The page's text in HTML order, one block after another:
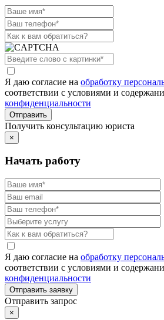
Я даю согласие на обработку
соответствии с условиями и
конфиденциальности
Получить консультацию юриста
×
Начать работу
Я даю согласие на обработку
соответствии с условиями и
конфиденциальности
Отправить запрос
×